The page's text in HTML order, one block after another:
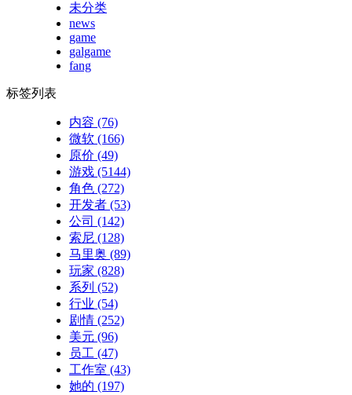
未分类
news
game
galgame
fang
标签列表
内容 (76)
微软 (166)
原价 (49)
游戏 (5144)
角色 (272)
开发者 (53)
公司 (142)
索尼 (128)
马里奥 (89)
玩家 (828)
系列 (52)
行业 (54)
剧情 (252)
美元 (96)
员工 (47)
工作室 (43)
她的 (197)